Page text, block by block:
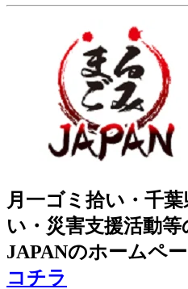
月一ゴミ拾い・千
い・災害支援活動
JAPANのホームペ
コチラ